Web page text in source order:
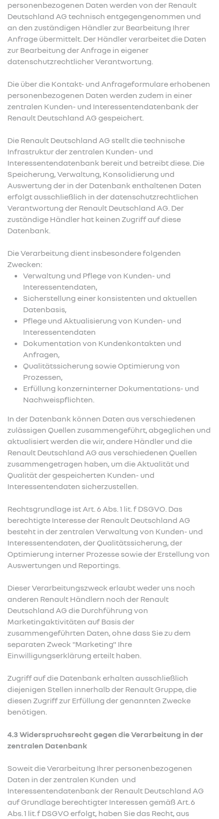
personenbezogenen Daten werden von der Renault
Deutschland AG technisch entgegengenommen und
an den zuständigen Händler zur Bearbeitung Ihrer
Anfrage übermittelt. Der Händler verarbeitet die Daten
zur Bearbeitung der Anfrage in eigener
datenschutzrechtlicher Verantwortung.
Die über die Kontakt- und Anfrageformulare erhobenen
personenbezogenen Daten werden zudem in einer
zentralen Kunden- und Interessentendatenbank der
Renault Deutschland AG gespeichert.
Die Renault Deutschland AG stellt die technische
Infrastruktur der zentralen Kunden- und
Interessentendatenbank bereit und betreibt diese. Die
Speicherung, Verwaltung, Konsolidierung und
Auswertung der in der Datenbank enthaltenen Daten
erfolgt ausschließlich in der datenschutzrechtlichen
Verantwortung der Renault Deutschland AG. Der
zuständige Händler hat keinen Zugriff auf diese
Datenbank.
Die Verarbeitung dient insbesondere folgenden
Zwecken:
Verwaltung und Pflege von Kunden- und
Interessentendaten,
Sicherstellung einer konsistenten und aktuellen
Datenbasis,
Pflege und Aktualisierung von Kunden- und
Interessentendaten
Dokumentation von Kundenkontakten und
Anfragen,
Qualitätssicherung sowie Optimierung von
Prozessen,
Erfüllung konzerninterner Dokumentations- und
Nachweispflichten.
In der Datenbank können Daten aus verschiedenen
zulässigen Quellen zusammengeführt, abgeglichen und
aktualisiert werden die wir, andere Händler und die
Renault Deutschland AG aus verschiedenen Quellen
zusammengetragen haben, um die Aktualität und
Qualität der gespeicherten Kunden- und
Interessentendaten sicherzustellen.
Rechtsgrundlage ist Art. 6 Abs. 1 lit. f DSGVO. Das
berechtigte Interesse der Renault Deutschland AG
besteht in der zentralen Verwaltung von Kunden- und
Interessentendaten, der Qualitätssicherung, der
Optimierung interner Prozesse sowie der Erstellung von
Auswertungen und Reportings.
Dieser Verarbeitungszweck erlaubt weder uns noch
anderen Renault Händlern noch der Renault
Deutschland AG die Durchführung von
Marketingaktivitäten auf Basis der
zusammengeführten Daten, ohne dass Sie zu dem
separaten Zweck "Marketing" Ihre
Einwilligungserklärung erteilt haben.
Zugriff auf die Datenbank erhalten ausschließlich
diejenigen Stellen innerhalb der Renault Gruppe, die
diesen Zugriff zur Erfüllung der genannten Zwecke
benötigen.
4.3 Widerspruchsrecht gegen die Verarbeitung in der
zentralen Datenbank
Soweit die Verarbeitung Ihrer personenbezogenen
Daten in der zentralen Kunden und
Interessentendatenbank der Renault Deutschland AG
auf Grundlage berechtigter Interessen gemäß Art. 6
Abs. 1 lit. f DSGVO erfolgt, haben Sie das Recht, aus